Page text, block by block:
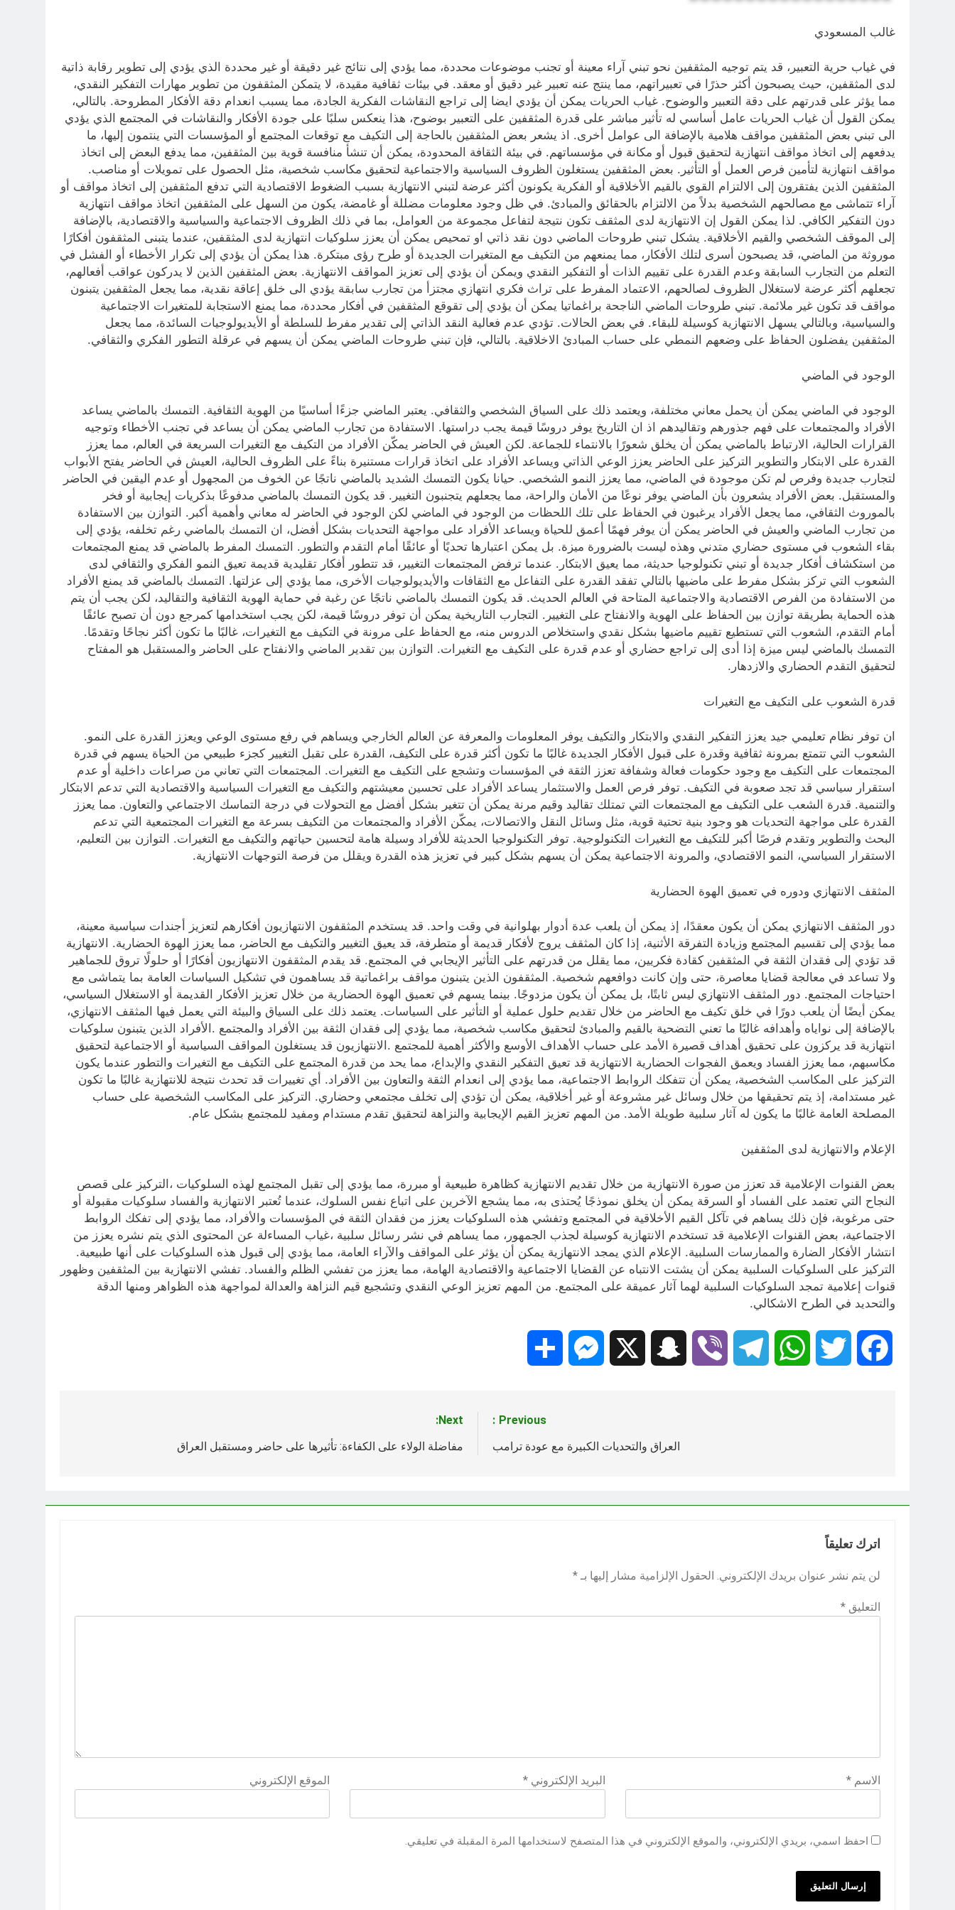
غالب المسعودي
في غياب حرية التعبير، قد يتم توجيه المثقفين نحو تبني آراء معينة أو تجنب موضوعات محددة، مما يؤدي إلى نتائج غير دقيقة أو غير محددة الذي يؤدي إلى تطوير رقابة ذاتية
لدى المثقفين، حيث يصبحون أكثر حذرًا في تعبيراتهم، مما ينتج عنه تعبير غير دقيق أو معقد. في بيئات ثقافية مقيدة، لا يتمكن المثقفون من تطوير مهارات التفكير النقدي،
مما يؤثر على قدرتهم على دقة التعبير والوضوح. غياب الحريات يمكن أن يؤدي ايضا إلى تراجع النقاشات الفكرية الجادة، مما يسبب انعدام دقة الأفكار المطروحة. بالتالي،
يمكن القول أن غياب الحريات عامل أساسي له تأثير مباشر على قدرة المثقفين على التعبير بوضوح، هذا ينعكس سلبًا على جودة الأفكار والنقاشات في المجتمع الذي يؤدي
الى تبني بعض المثقفين مواقف هلامية بالإضافة الى عوامل أخرى. اذ يشعر بعض المثقفين بالحاجة إلى التكيف مع توقعات المجتمع أو المؤسسات التي ينتمون إليها، ما
يدفعهم إلى اتخاذ مواقف انتهازية لتحقيق قبول أو مكانة في مؤسساتهم. في بيئة الثقافة المحدودة، يمكن أن تنشأ منافسة قوية بين المثقفين، مما يدفع البعض إلى اتخاذ
مواقف انتهازية لتأمين فرص العمل أو التأثير. بعض المثقفين يستغلون الظروف السياسية والاجتماعية لتحقيق مكاسب شخصية، مثل الحصول على تمويلات أو مناصب.
المثقفين الذين يفتقرون إلى الالتزام القوي بالقيم الأخلاقية أو الفكرية يكونون أكثر عرضة لتبني الانتهازية بسبب الضغوط الاقتصادية التي تدفع المثقفين إلى اتخاذ مواقف أو
آراء تتماشى مع مصالحهم الشخصية بدلاً من الالتزام بالحقائق والمبادئ. في ظل وجود معلومات مضللة أو غامضة، يكون من السهل على المثقفين اتخاذ مواقف انتهازية
دون التفكير الكافي. لذا يمكن القول إن الانتهازية لدى المثقف تكون نتيجة لتفاعل مجموعة من العوامل، بما في ذلك الظروف الاجتماعية والسياسية والاقتصادية، بالإضافة
إلى الموقف الشخصي والقيم الأخلاقية. يشكل تبني طروحات الماضي دون نقد ذاتي او تمحيص يمكن أن يعزز سلوكيات انتهازية لدى المثقفين، عندما يتبنى المثقفون أفكارًا
موروثة من الماضي، قد يصبحون أسرى لتلك الأفكار، مما يمنعهم من التكيف مع المتغيرات الجديدة أو طرح رؤى مبتكرة. هذا يمكن أن يؤدي إلى تكرار الأخطاء أو الفشل في
التعلم من التجارب السابقة وعدم القدرة على تقييم الذات أو التفكير النقدي ويمكن أن يؤدي إلى تعزيز المواقف الانتهازية. بعض المثقفين الذين لا يدركون عواقب أفعالهم،
تجعلهم أكثر عرضة لاستغلال الظروف لصالحهم، الاعتماد المفرط على تراث فكري انتهازي مجتزأ من تجارب سابقة يؤدي الى خلق إعاقة نقدية، مما يجعل المثقفين يتبنون
مواقف قد تكون غير ملائمة. تبني طروحات الماضي الناجحة براغماتيا يمكن أن يؤدي إلى تقوقع المثقفين في أفكار محددة، مما يمنع الاستجابة للمتغيرات الاجتماعية
والسياسية، وبالتالي يسهل الانتهازية كوسيلة للبقاء. في بعض الحالات. تؤدي عدم فعالية النقد الذاتي إلى تقدير مفرط للسلطة أو الأيديولوجيات السائدة، مما يجعل
المثقفين يفضلون الحفاظ على وضعهم النمطي على حساب المبادئ الاخلاقية. بالتالي، فإن تبني طروحات الماضي يمكن أن يسهم في عرقلة التطور الفكري والثقافي.
الوجود في الماضي
الوجود في الماضي يمكن أن يحمل معاني مختلفة، ويعتمد ذلك على السياق الشخصي والثقافي. يعتبر الماضي جزءًا أساسيًا من الهوية الثقافية. التمسك بالماضي يساعد
الأفراد والمجتمعات على فهم جذورهم وتقاليدهم اذ ان التاريخ يوفر دروسًا قيمة يجب دراستها. الاستفادة من تجارب الماضي يمكن أن يساعد في تجنب الأخطاء وتوجيه
القرارات الحالية، الارتباط بالماضي يمكن أن يخلق شعورًا بالانتماء للجماعة. لكن العيش في الحاضر يمكّن الأفراد من التكيف مع التغيرات السريعة في العالم، مما يعزز
القدرة على الابتكار والتطوير التركيز على الحاضر يعزز الوعي الذاتي ويساعد الأفراد على اتخاذ قرارات مستنيرة بناءً على الظروف الحالية، العيش في الحاضر يفتح الأبواب
لتجارب جديدة وفرص لم تكن موجودة في الماضي، مما يعزز النمو الشخصي. حيانا يكون التمسك الشديد بالماضي ناتجًا عن الخوف من المجهول أو عدم اليقين في الحاضر
والمستقبل. بعض الأفراد يشعرون بأن الماضي يوفر نوعًا من الأمان والراحة، مما يجعلهم يتجنبون التغيير. قد يكون التمسك بالماضي مدفوعًا بذكريات إيجابية أو فخر
بالموروث الثقافي، مما يجعل الأفراد يرغبون في الحفاظ على تلك اللحظات من الوجود في الماضي لكن الوجود في الحاضر له معاني وأهمية أكبر. التوازن بين الاستفادة
من تجارب الماضي والعيش في الحاضر يمكن أن يوفر فهمًا أعمق للحياة ويساعد الأفراد على مواجهة التحديات بشكل أفضل، ان التمسك بالماضي رغم تخلفه، يؤدي إلى
بقاء الشعوب في مستوى حضاري متدني وهذه ليست بالضرورة ميزة. بل يمكن اعتبارها تحديًا أو عائقًا أمام التقدم والتطور. التمسك المفرط بالماضي قد يمنع المجتمعات
من استكشاف أفكار جديدة أو تبني تكنولوجيا حديثة، مما يعيق الابتكار. عندما ترفض المجتمعات التغيير، قد تتطور أفكار تقليدية قديمة تعيق النمو الفكري والثقافي لدى
الشعوب التي تركز بشكل مفرط على ماضيها بالتالي تفقد القدرة على التفاعل مع الثقافات والأيديولوجيات الأخرى، مما يؤدي إلى عزلتها. التمسك بالماضي قد يمنع الأفراد
من الاستفادة من الفرص الاقتصادية والاجتماعية المتاحة في العالم الحديث. قد يكون التمسك بالماضي ناتجًا عن رغبة في حماية الهوية الثقافية والتقاليد، لكن يجب أن يتم
هذه الحماية بطريقة توازن بين الحفاظ على الهوية والانفتاح على التغيير. التجارب التاريخية يمكن أن توفر دروسًا قيمة، لكن يجب استخدامها كمرجع دون أن تصبح عائقًا
أمام التقدم، الشعوب التي تستطيع تقييم ماضيها بشكل نقدي واستخلاص الدروس منه، مع الحفاظ على مرونة في التكيف مع التغيرات، غالبًا ما تكون أكثر نجاحًا وتقدمًا.
التمسك بالماضي ليس ميزة إذا أدى إلى تراجع حضاري أو عدم قدرة على التكيف مع التغيرات. التوازن بين تقدير الماضي والانفتاح على الحاضر والمستقبل هو المفتاح
لتحقيق التقدم الحضاري والازدهار.
قدرة الشعوب على التكيف مع التغيرات
ان توفر نظام تعليمي جيد يعزز التفكير النقدي والابتكار والتكيف يوفر المعلومات والمعرفة عن العالم الخارجي ويساهم في رفع مستوى الوعي ويعزز القدرة على النمو.
الشعوب التي تتمتع بمرونة ثقافية وقدرة على قبول الأفكار الجديدة غالبًا ما تكون أكثر قدرة على التكيف، القدرة على تقبل التغيير كجزء طبيعي من الحياة يسهم في قدرة
المجتمعات على التكيف مع وجود حكومات فعالة وشفافة تعزز الثقة في المؤسسات وتشجع على التكيف مع التغيرات. المجتمعات التي تعاني من صراعات داخلية أو عدم
استقرار سياسي قد تجد صعوبة في التكيف. توفر فرص العمل والاستثمار يساعد الأفراد على تحسين معيشتهم والتكيف مع التغيرات السياسية والاقتصادية التي تدعم الابتكار
والتنمية. قدرة الشعب على التكيف مع المجتمعات التي تمتلك تقاليد وقيم مرنة يمكن أن تتغير بشكل أفضل مع التحولات في درجة التماسك الاجتماعي والتعاون. مما يعزز
القدرة على مواجهة التحديات هو وجود بنية تحتية قوية، مثل وسائل النقل والاتصالات، يمكّن الأفراد والمجتمعات من التكيف بسرعة مع التغيرات المجتمعية التي تدعم
البحث والتطوير وتقدم فرصًا أكبر للتكيف مع التغيرات التكنولوجية. توفر التكنولوجيا الحديثة للأفراد وسيلة هامة لتحسين حياتهم والتكيف مع التغيرات. التوازن بين التعليم،
الاستقرار السياسي، النمو الاقتصادي، والمرونة الاجتماعية يمكن أن يسهم بشكل كبير في تعزيز هذه القدرة ويقلل من فرصة التوجهات الانتهازية.
المثقف الانتهازي ودوره في تعميق الهوة الحضارية
دور المثقف الانتهازي يمكن أن يكون معقدًا، إذ يمكن أن يلعب عدة أدوار بهلوانية في وقت واحد. قد يستخدم المثقفون الانتهازيون أفكارهم لتعزيز أجندات سياسية معينة،
مما يؤدي إلى تقسيم المجتمع وزيادة التفرقة الأثنية، إذا كان المثقف يروج لأفكار قديمة أو متطرفة، قد يعيق التغيير والتكيف مع الحاضر، مما يعزز الهوة الحضارية. الانتهازية
قد تؤدي إلى فقدان الثقة في المثقفين كقادة فكريين، مما يقلل من قدرتهم على التأثير الإيجابي في المجتمع. قد يقدم المثقفون الانتهازيون أفكارًا أو حلولًا تروق للجماهير
ولا تساعد في معالجة قضايا معاصرة، حتى وإن كانت دوافعهم شخصية. المثقفون الذين يتبنون مواقف براغماتية قد يساهمون في تشكيل السياسات العامة بما يتماشى مع
احتياجات المجتمع. دور المثقف الانتهازي ليس ثابتًا، بل يمكن أن يكون مزدوجًا. بينما يسهم في تعميق الهوة الحضارية من خلال تعزيز الأفكار القديمة أو الاستغلال السياسي،
يمكن أيضًا أن يلعب دورًا في خلق تكيف مع الحاضر من خلال تقديم حلول عملية أو التأثير على السياسات. يعتمد ذلك على السياق والبيئة التي يعمل فيها المثقف الانتهازي،
بالإضافة إلى نواياه وأهدافه غالبًا ما تعني التضحية بالقيم والمبادئ لتحقيق مكاسب شخصية، مما يؤدي إلى فقدان الثقة بين الأفراد والمجتمع .الأفراد الذين يتبنون سلوكيات
انتهازية قد يركزون على تحقيق أهداف قصيرة الأمد على حساب الأهداف الأوسع والأكثر أهمية للمجتمع .الانتهازيون قد يستغلون المواقف السياسية أو الاجتماعية لتحقيق
مكاسبهم، مما يعزز الفساد ويعمق الفجوات الحضارية الانتهازية قد تعيق التفكير النقدي والإبداع، مما يحد من قدرة المجتمع على التكيف مع التغيرات والتطور عندما يكون
التركيز على المكاسب الشخصية، يمكن أن تتفكك الروابط الاجتماعية، مما يؤدي إلى انعدام الثقة والتعاون بين الأفراد. أي تغييرات قد تحدث نتيجة للانتهازية غالبًا ما تكون
غير مستدامة، إذ يتم تحقيقها من خلال وسائل غير مشروعة أو غير أخلاقية، يمكن أن تؤدي إلى تخلف مجتمعي وحضاري. التركيز على المكاسب الشخصية على حساب
المصلحة العامة غالبًا ما يكون له آثار سلبية طويلة الأمد. من المهم تعزيز القيم الإيجابية والنزاهة لتحقيق تقدم مستدام ومفيد للمجتمع بشكل عام.
الإعلام والانتهازية لدى المثقفين
بعض القنوات الإعلامية قد تعزز من صورة الانتهازية من خلال تقديم الانتهازية كظاهرة طبيعية أو مبررة، مما يؤدي إلى تقبل المجتمع لهذه السلوكيات ،التركيز على قصص
النجاح التي تعتمد على الفساد أو السرقة يمكن أن يخلق نموذجًا يُحتذى به، مما يشجع الآخرين على اتباع نفس السلوك، عندما تُعتبر الانتهازية والفساد سلوكيات مقبولة أو
حتى مرغوبة، فإن ذلك يساهم في تآكل القيم الأخلاقية في المجتمع وتفشي هذه السلوكيات يعزز من فقدان الثقة في المؤسسات والأفراد، مما يؤدي إلى تفكك الروابط
الاجتماعية، بعض القنوات الإعلامية قد تستخدم الانتهازية كوسيلة لجذب الجمهور، مما يساهم في نشر رسائل سلبية ،غياب المساءلة عن المحتوى الذي يتم نشره يعزز من
انتشار الأفكار الضارة والممارسات السلبية. الإعلام الذي يمجد الانتهازية يمكن أن يؤثر على المواقف والآراء العامة، مما يؤدي إلى قبول هذه السلوكيات على أنها طبيعية.
التركيز على السلوكيات السلبية يمكن أن يشتت الانتباه عن القضايا الاجتماعية والاقتصادية الهامة، مما يعزز من تفشي الظلم والفساد. تفشي الانتهازية بين المثقفين وظهور
قنوات إعلامية تمجد السلوكيات السلبية لهما آثار عميقة على المجتمع. من المهم تعزيز الوعي النقدي وتشجيع قيم النزاهة والعدالة لمواجهة هذه الظواهر ومنها الدقة
والتحديد في الطرح الاشكالي.
Facebook
Twitter
WhatsApp
Telegram
Viber
Snapchat
Messenger
Previous:
العراق والتحديات الكبيرة مع عودة ترامب
Next:
مفاضلة الولاء على الكفاءة: تأثيرها على حاضر ومستقبل العراق
اترك تعليقاً
لن يتم نشر عنوان بريدك الإلكتروني. الحقول الإلزامية مشار إليها بـ *
التعليق *
الاسم * البريد الإلكتروني* الموقع الإلكتروني
احفظ اسمي، بريدي الإلكتروني، والموقع الإلكتروني في هذا المتصفح لاستخدامها المرة المقبلة في تعليقي.